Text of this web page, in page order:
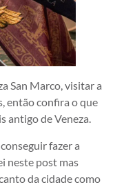
San Marco, visitar a
então confira o que
antigo de Veneza.
fazer a
neste post mas
da cidade como